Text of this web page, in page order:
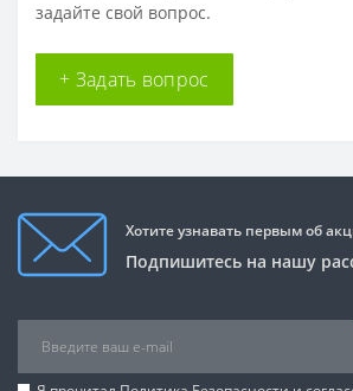
задайте свой вопрос.
+ Задать вопрос
Хотите узнавать первым об
Подпишитесь на нашу